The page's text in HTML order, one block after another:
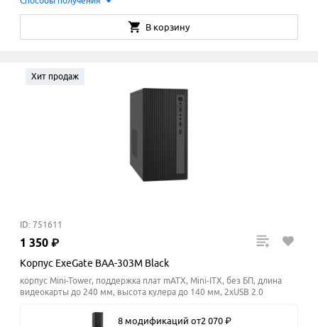
В корзину
Хит продаж
ID: 751611
1 350 ₽
Корпус ExeGate BAA-303M Black
корпус Mini-Tower, поддержка плат mATX, Mini-ITX, без БП, длина
видеокарты до 240 мм, высота кулера до 140 мм, 2xUSB 2.0
8 модификаций от2 070 ₽